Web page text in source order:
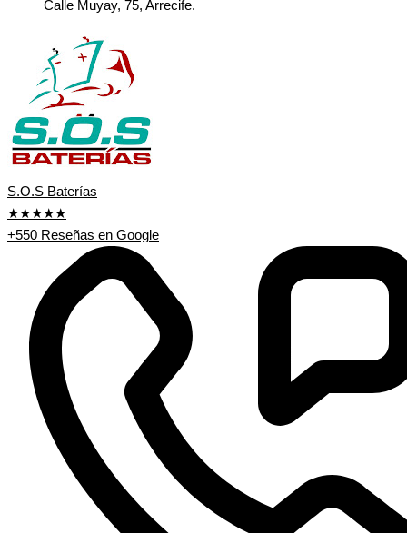
Calle Muyay, 75, Arrecife.
S.O.S Baterías
★★★★★
+550 Reseñas en Google